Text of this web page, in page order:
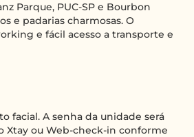
Parque, PUC-SP e Bourbon
e padarias charmosas. O
e fácil acesso a transporte e
facial. A senha da unidade será
Xtay ou Web-check-in conforme